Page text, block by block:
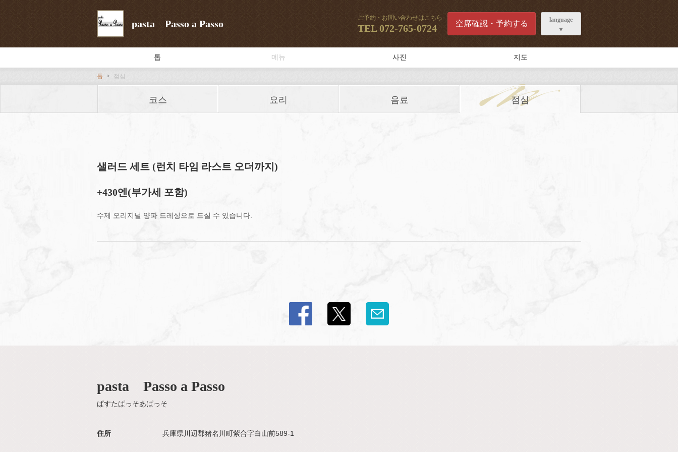
pasta Passo a Passo
ご予約・お問い合わせはこちら
TEL072-765-0724 空席確認・予約する language
톱 메뉴 사진 지도
톱 점심
코스 요리 음료 점심
샐러드 세트 (런치 타임 라스트 오더까지)
+430엔(부가세 포함)
수제 오리지널 양파 드레싱으로 드실 수 있습니다.
pasta Passo a Passo
ぱすたぱっそあぱっそ
住所 兵庫県川辺郡猪名川町紫合字白山前589-1